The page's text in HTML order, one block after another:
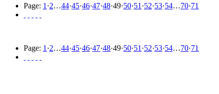
Page: 1 ·2…44·45·46·47·48·49·50·51 ·52·53·54…70·71
Page: 1 ·2…44·45·46·47·48·49·50·51 ·52·53·54…70·71